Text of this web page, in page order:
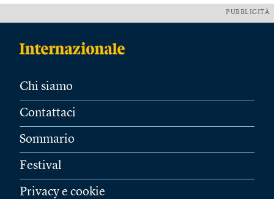
PUBBLICITÀ
Chi siamo
Contattaci
Sommario
Festival
Privacy e cookie